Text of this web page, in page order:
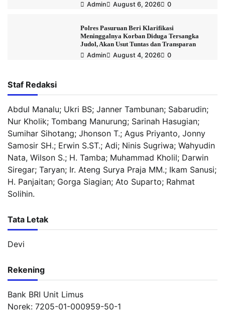
Admin
August 6, 2026 0
Polres Pasuruan Beri Klarifikasi
Meninggalnya Korban Diduga Tersangka
Judol, Akan Usut Tuntas dan Transparan
Admin
August 4, 2026 0
Staf Redaksi
Abdul Manalu; Ukri BS; Janner Tambunan; Sabarudin;
Nur Kholik; Tombang Manurung; Sarinah Hasugian;
Sumihar Sihotang; Jhonson T.; Agus Priyanto, Jonny
Samosir SH.; Erwin S.ST.; Adi; Ninis Sugriwa; Wahyudin
Nata, Wilson S.; H. Tamba; Muhammad Kholil; Darwin
Siregar; Taryan; Ir. Ateng Surya Praja MM.; Ikam Sanusi;
H. Panjaitan; Gorga Siagian; Ato Suparto; Rahmat
Solihin.
Tata Letak
Devi
Rekening
Bank BRI Unit Limus
Norek: 7205-01-000959-50-1